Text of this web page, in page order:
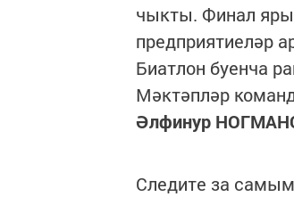
чыкты. Финал
предприятиеләр
Биатлон буенча
Мәктәпләр
Әлфинур
Следите за